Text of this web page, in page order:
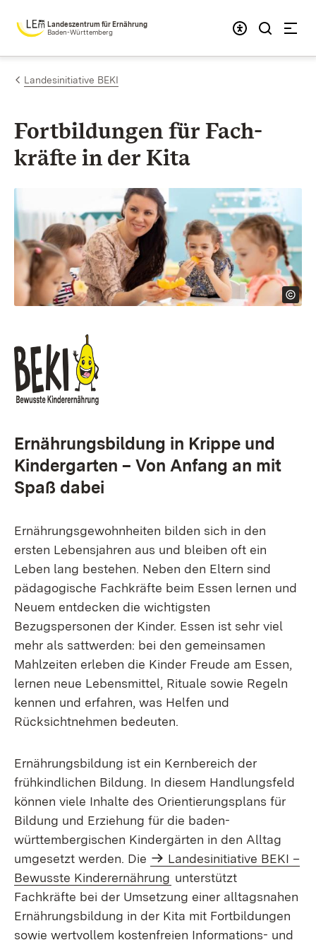
Zum Inhalt springen
Landeszentrum für Ernährung
Baden-Württemberg
Landesinitiative BEKI
Fortbildungen für Fach­
kräfte in der Kita
Ernährungsbildung in Krippe und
Kindergarten – Von Anfang an mit
Spaß dabei
Ernährungsgewohnheiten bilden sich in den
ersten Lebensjahren aus und bleiben oft ein
Leben lang bestehen. Neben den Eltern sind
pädagogische Fachkräfte beim Essen lernen und
Neuem entdecken die wichtigsten
Bezugspersonen der Kinder. Essen ist sehr viel
mehr als sattwerden: bei den gemeinsamen
Mahlzeiten erleben die Kinder Freude am Essen,
lernen neue Lebensmittel, Rituale sowie Regeln
kennen und erfahren, was Helfen und
Rücksichtnehmen bedeuten.
Ernährungsbildung ist ein Kernbereich der
frühkindlichen Bildung. In diesem Handlungsfeld
können viele Inhalte des Orientierungsplans für
Bildung und Erziehung für die baden-
württembergischen Kindergärten in den Alltag
umgesetzt werden. Die
Landesinitiative BEKI –
Bewusste Kinderernährung unterstützt
Fachkräfte bei der Umsetzung einer alltagsnahen
Ernährungsbildung in der Kita mit Fortbildungen
sowie wertvollem kostenfreien Informations- und